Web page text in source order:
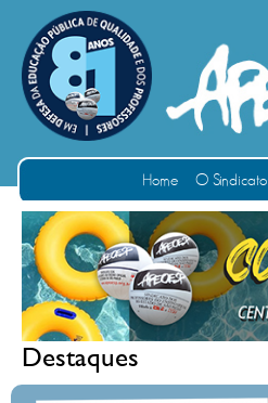
Home O Sindicato
Destaques